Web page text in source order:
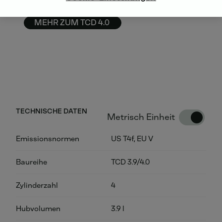
zahlreiche Optionen.
MEHR ZUM TCD 4.0
TECHNISCHE DATEN
Metrisch Einheit
Emissionsnormen US T4f, EU V
Baureihe TCD 3.9/4.0
Zylinderzahl 4
Hubvolumen 3.9 l